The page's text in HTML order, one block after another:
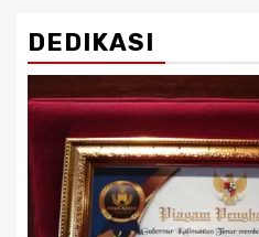
DEDIKASI